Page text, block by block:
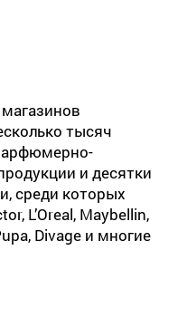
тысяч
и десятки
среди которых
L’Oreal, Maybellin,
Divage и многие